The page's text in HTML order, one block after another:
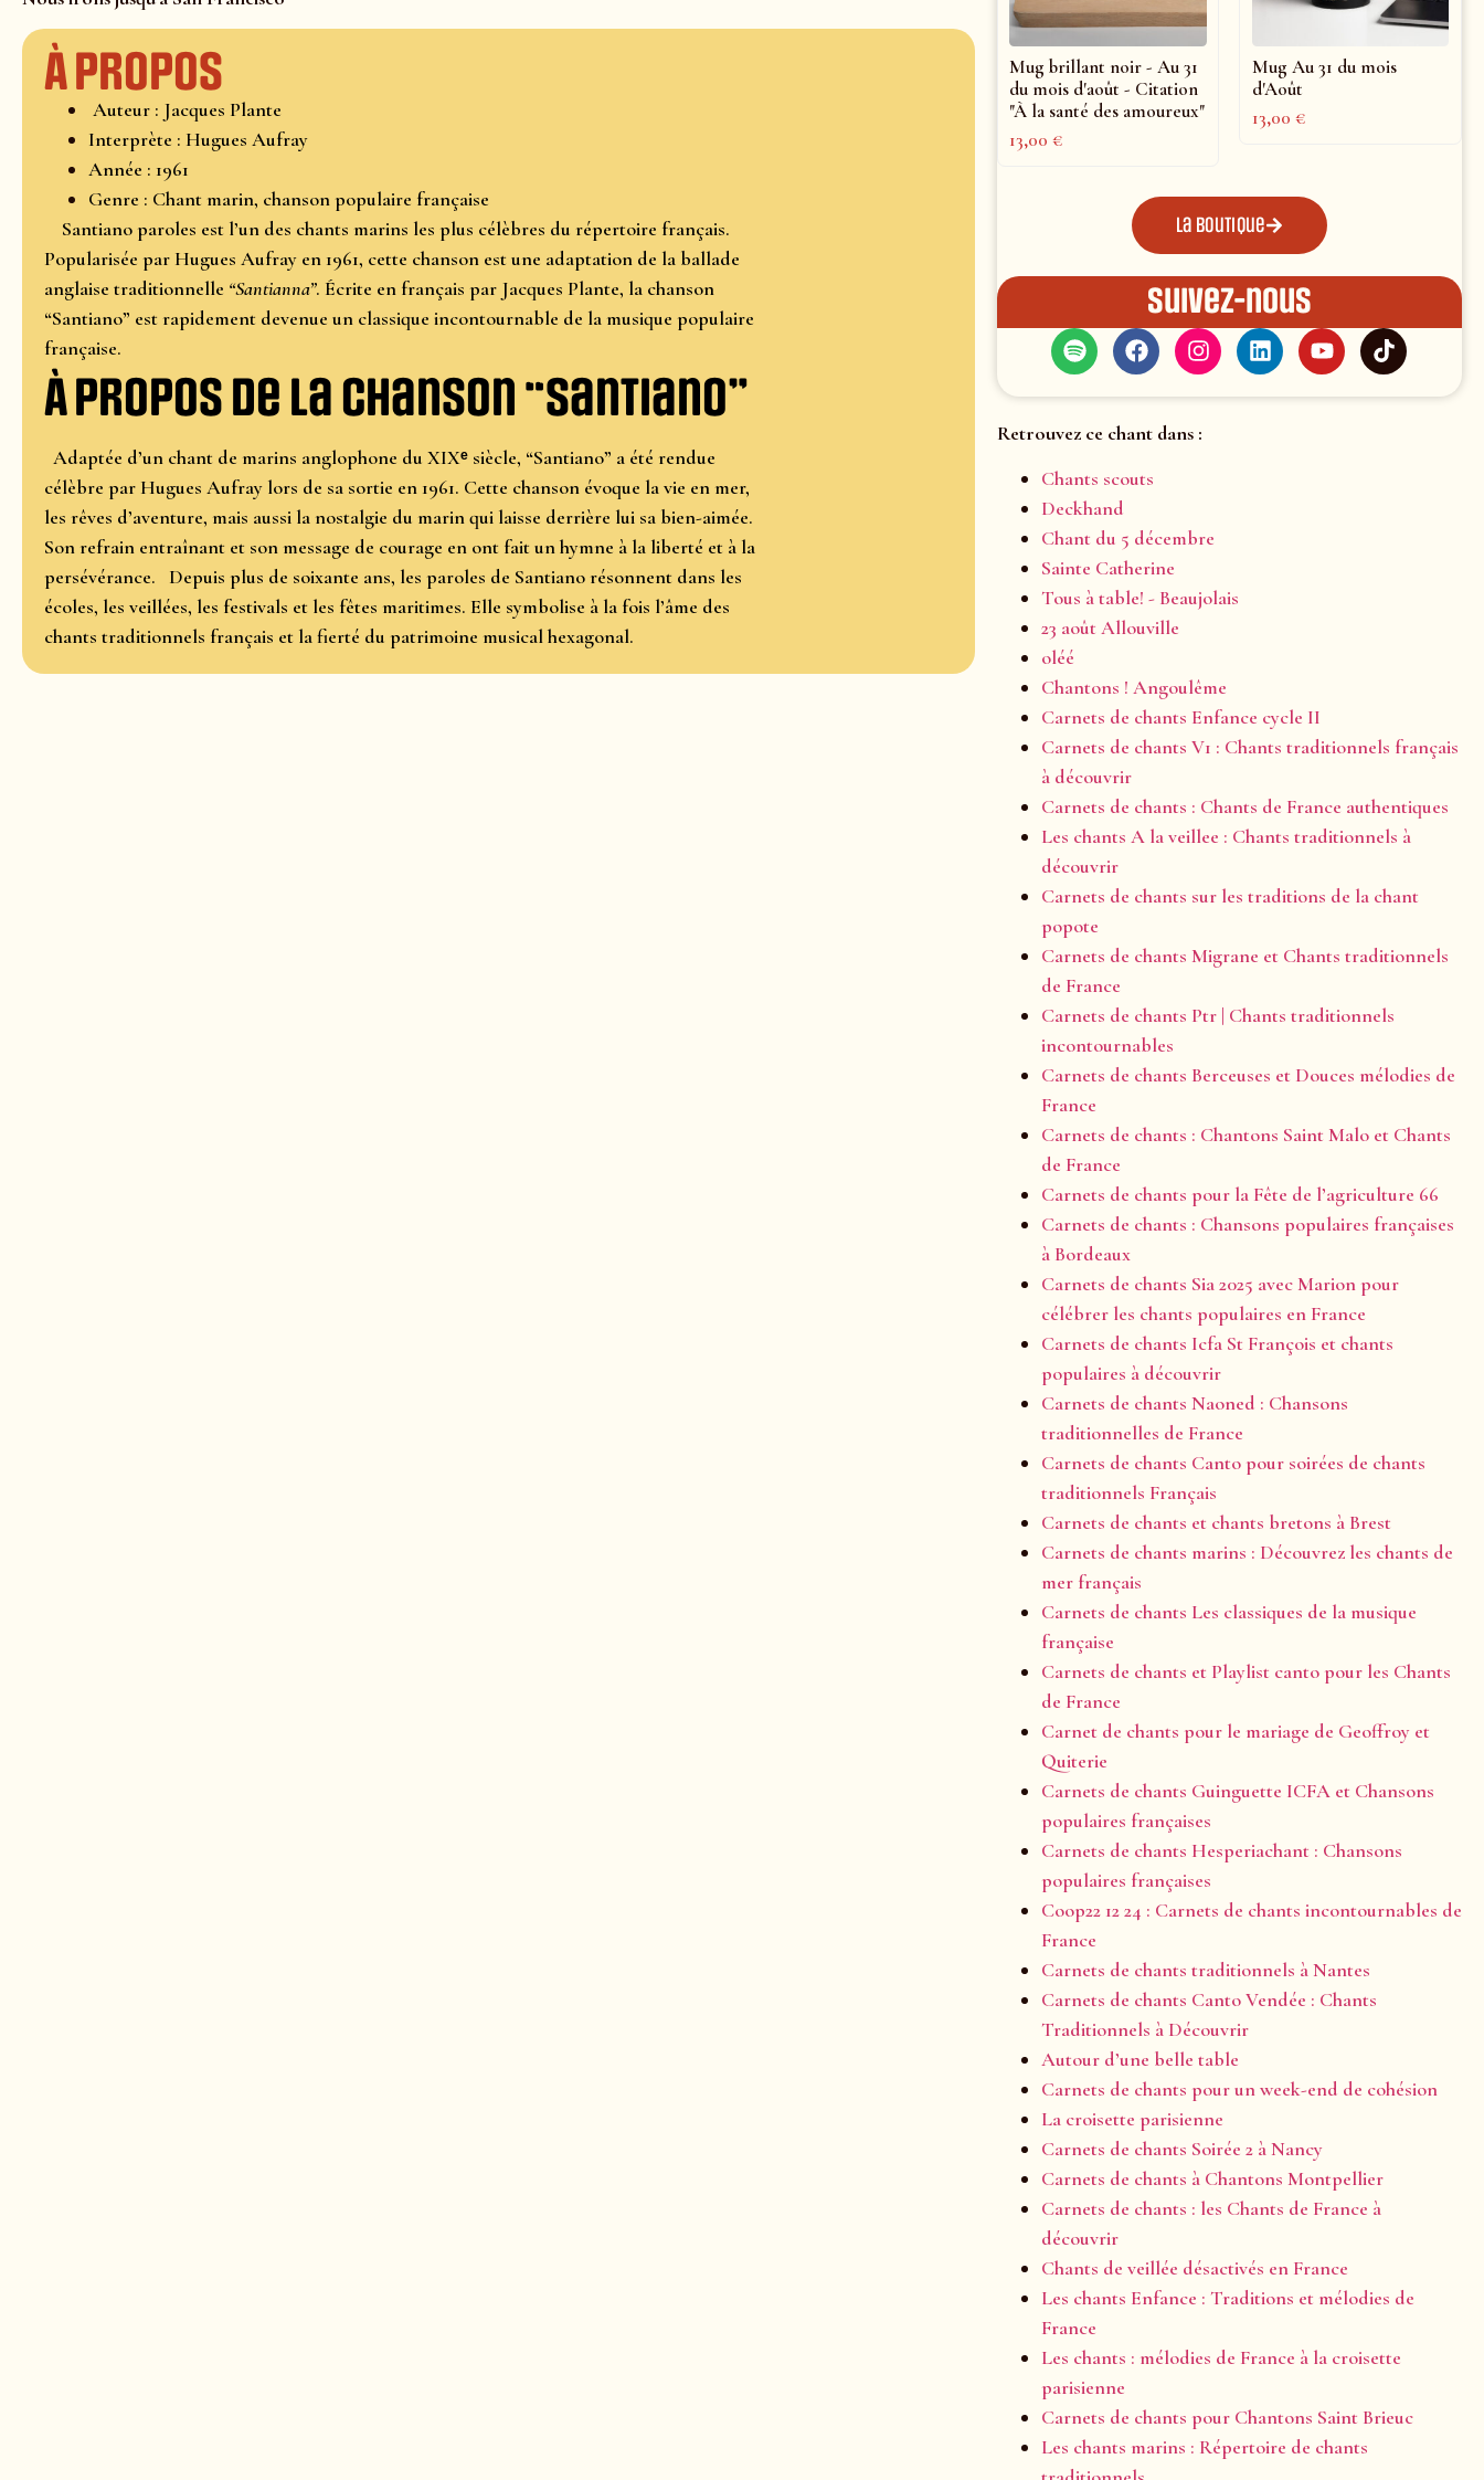
À propos
Auteur : Jacques Plante
Interprète : Hugues Aufray
Année : 1961
Genre : Chant marin, chanson populaire française
Santiano paroles est l’un des chants marins les plus célèbres du répertoire français.
Popularisée par Hugues Aufray en 1961, cette chanson est une adaptation de la ballade
anglaise traditionnelle “Santianna”. Écrite en français par Jacques Plante, la chanson
“Santiano” est rapidement devenue un classique incontournable de la musique populaire
française.
À propos de la chanson “Santiano”
Adaptée d’un chant de marins anglophone du XIXᵉ siècle, “Santiano” a été rendue
célèbre par Hugues Aufray lors de sa sortie en 1961. Cette chanson évoque la vie en mer,
les rêves d’aventure, mais aussi la nostalgie du marin qui laisse derrière lui sa bien-aimée.
Son refrain entraînant et son message de courage en ont fait un hymne à la liberté et à la
persévérance.
Depuis plus de soixante ans, les paroles de Santiano résonnent dans les
écoles, les veillées, les festivals et les fêtes maritimes. Elle symbolise à la fois l’âme des
chants traditionnels français et la fierté du patrimoine musical hexagonal.
Mug brillant noir - Au 31
du mois d'août - Citation
"À la santé des amoureux"
13,00€
Mug Au 31 du mois
d'Août
13,00€
La boutique
Suivez-nous
Retrouvez ce chant dans :
Chants scouts
Deckhand
Chant du 5 décembre
Sainte Catherine
Tous à table! - Beaujolais
23 août Allouville
oléé
Chantons ! Angoulême
Carnets de chants Enfance cycle II
Carnets de chants V1 : Chants traditionnels français
à découvrir
Carnets de chants : Chants de France authentiques
Les chants A la veillee : Chants traditionnels à
découvrir
Carnets de chants sur les traditions de la chant
popote
Carnets de chants Migrane et Chants traditionnels
de France
Carnets de chants Ptr | Chants traditionnels
incontournables
Carnets de chants Berceuses et Douces mélodies de
France
Carnets de chants : Chantons Saint Malo et Chants
de France
Carnets de chants pour la Fête de l’agriculture 66
Carnets de chants : Chansons populaires françaises
à Bordeaux
Carnets de chants Sia 2025 avec Marion pour
célébrer les chants populaires en France
Carnets de chants Icfa St François et chants
populaires à découvrir
Carnets de chants Naoned : Chansons
traditionnelles de France
Carnets de chants Canto pour soirées de chants
traditionnels Français
Carnets de chants et chants bretons à Brest
Carnets de chants marins : Découvrez les chants de
mer français
Carnets de chants Les classiques de la musique
française
Carnets de chants et Playlist canto pour les Chants
de France
Carnet de chants pour le mariage de Geoffroy et
Quiterie
Carnets de chants Guinguette ICFA et Chansons
populaires françaises
Carnets de chants Hesperiachant : Chansons
populaires françaises
Coop22 12 24 : Carnets de chants incontournables de
France
Carnets de chants traditionnels à Nantes
Carnets de chants Canto Vendée : Chants
Traditionnels à Découvrir
Autour d’une belle table
Carnets de chants pour un week-end de cohésion
La croisette parisienne
Carnets de chants Soirée 2 à Nancy
Carnets de chants à Chantons Montpellier
Carnets de chants : les Chants de France à
découvrir
Chants de veillée désactivés en France
Les chants Enfance : Traditions et mélodies de
France
Les chants : mélodies de France à la croisette
parisienne
Carnets de chants pour Chantons Saint Brieuc
Les chants marins : Répertoire de chants